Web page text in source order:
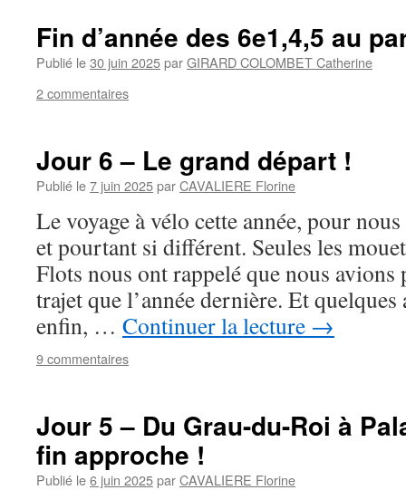
Fin d’année des 6e1,4,5 au
Publié le30 juin 2025parGIRARD COLOMBET Catherine
2 commentaires
Jour 6 – Le grand départ !
Publié le7 juin 2025parCAVALIERE Florine
Le voyage à vélo cette année, pour
et pourtant si différent. Seules les
Flots nous ont rappelé que nous avions
trajet que l’année dernière. Et
enfin, … Continuer la lecture →
9 commentaires
Jour 5 – Du Grau-du-Roi à
fin approche !
Publié le6 juin 2025parCAVALIERE Florine